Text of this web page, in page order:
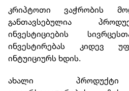
კრიპტოთი ვაჭრობის
განთავსებულია
ინვესტიციების
ინვესტირებას კიდევ
ინტუიციურს ხდის.
ახალი